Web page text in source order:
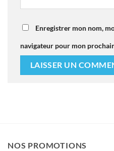
Enregistrer mon nom,
navigateur pour mon
NOS PROMOTIONS